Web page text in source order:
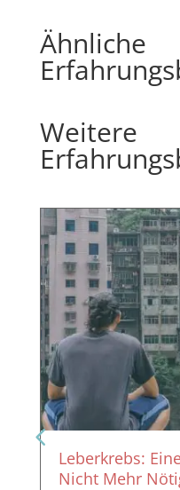
Ähnliche
Weitere
Leberkrebs:
Nicht Mehr